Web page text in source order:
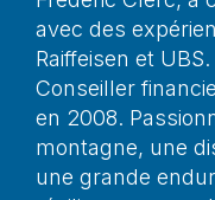
avec des
Raiffeisen et
Conseiller
en 2008.
montagne, une
une grande